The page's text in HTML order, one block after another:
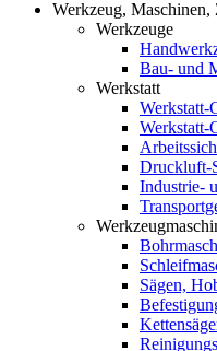
Werkzeug, Maschinen,
Werkzeuge
Bau- und
Werkstatt
Werkstatt-
Werkstatt-
Druckluft-
Industrie-
Sägen,